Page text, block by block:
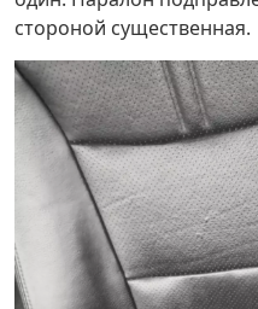
стороной существенная.